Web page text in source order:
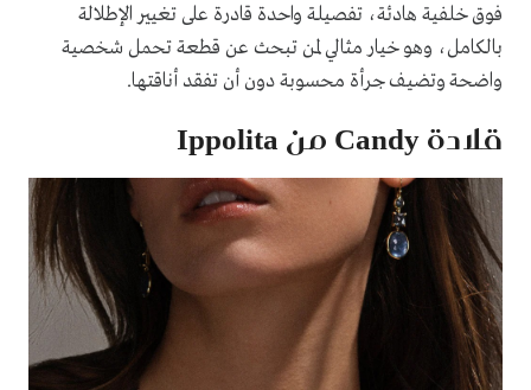
فوق خلفية هادئة، تفصيلة واحدة قادرة على تغيير الإطلالة
بالكامل، وهو خيار مثالي لمن تبحث عن قطعة تحمل شخصية
واضحة وتضيف جرأة محسوبة دون أن تفقد أناقتها.
قلادة Candy من Ippolita